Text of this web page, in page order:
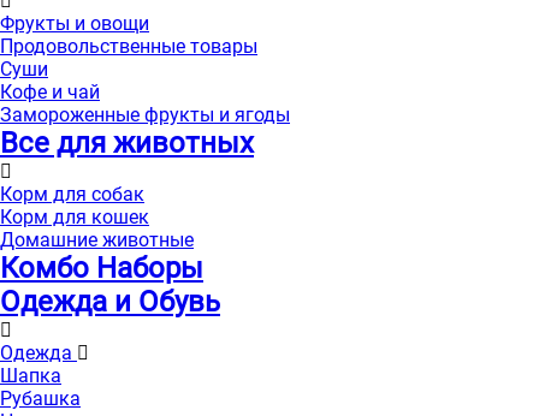
Фрукты и овощи
Продовольственные товары
Суши
Кофе и чай
Замороженные фрукты и ягоды
Все для животных
Корм для собак
Корм для кошек
Домашние животные
Комбо Наборы
Одежда и Обувь
Одежда
Шапка
Рубашка